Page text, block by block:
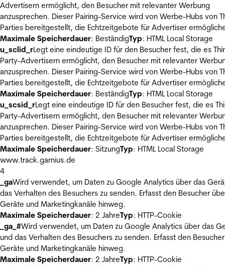
Advertisern ermöglicht, den Besucher mit relevanter Werbung
anzusprechen. Dieser Pairing-Service wird von Werbe-Hubs von
Parties bereitgestellt, die Echtzeitgebote für Advertiser
Maximale Speicherdauer: BeständigTyp: HTML Local Storage
u_sclid_rLegt eine eindeutige ID für den Besucher fest, die es
Party-Advertisern ermöglicht, den Besucher mit relevanter
anzusprechen. Dieser Pairing-Service wird von Werbe-Hubs von
Parties bereitgestellt, die Echtzeitgebote für Advertiser
Maximale Speicherdauer: BeständigTyp: HTML Local Storage
u_scsid_rLegt eine eindeutige ID für den Besucher fest, die es
Party-Advertisern ermöglicht, den Besucher mit relevanter
anzusprechen. Dieser Pairing-Service wird von Werbe-Hubs von
Parties bereitgestellt, die Echtzeitgebote für Advertiser
Maximale Speicherdauer: SitzungTyp: HTML Local Storage
www.track.garnius.de
4
_gaWird verwendet, um Daten zu Google Analytics über das
das Verhalten des Besuchers zu senden. Erfasst den Besucher
Geräte und Marketingkanäle hinweg.
Maximale Speicherdauer: 2 JahreTyp: HTTP-Cookie
_ga_#Wird verwendet, um Daten zu Google Analytics über das
und das Verhalten des Besuchers zu senden. Erfasst den
Geräte und Marketingkanäle hinweg.
Maximale Speicherdauer: 2 JahreTyp: HTTP-Cookie